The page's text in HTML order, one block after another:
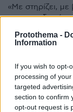
Protothema -
Information
If you wish to opt-
processing of
targeted
section to confirm
opt-out request is
«Με στηρίζει,
ο τραγουδιστής
μετά το τέλος
το βίντεο